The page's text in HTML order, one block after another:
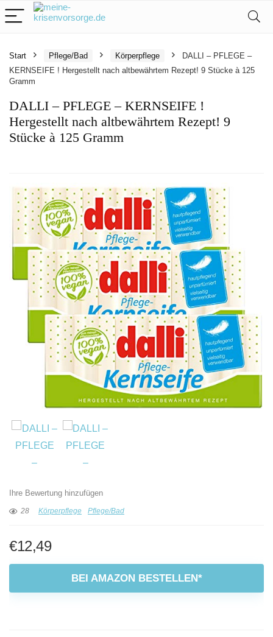
Start Pflege/Bad Körperpflege
DALLI – PFLEGE –
KERNSEIFE ! Hergestellt nach altbewährtem Rezept! 9 Stücke à 125
Gramm
DALLI – PFLEGE – KERNSEIFE !
Hergestellt nach altbewährtem Rezept! 9
Stücke à 125 Gramm
Ihre Bewertung hinzufügen
28 Körperpflege Pflege/Bad
€12,49
BEI AMAZON BESTELLEN*